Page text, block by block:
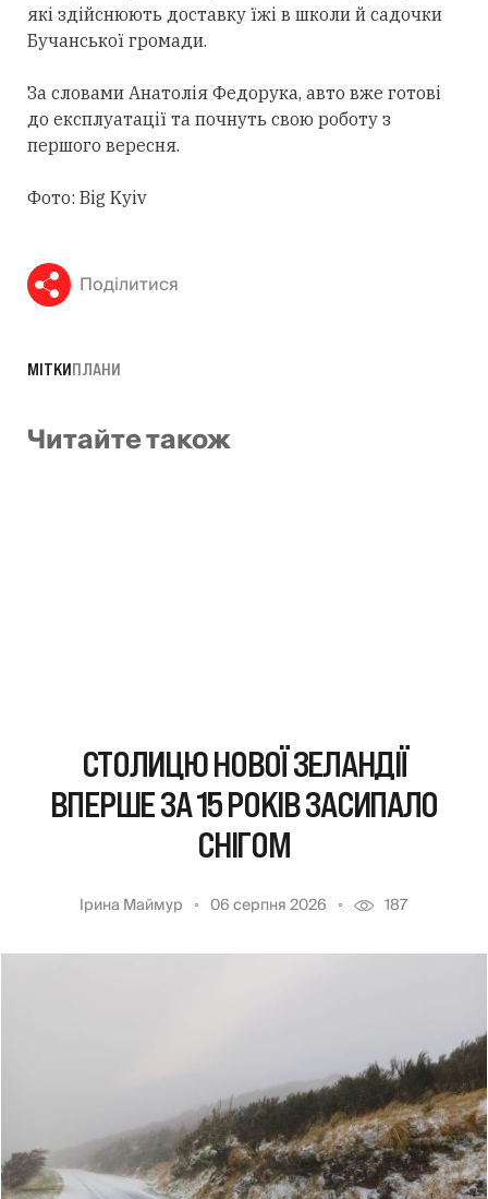
які здійснюють доставку їжі в школи й садочки
Бучанської громади.
За словами Анатолія Федорука, авто вже готові
до експлуатації та почнуть свою роботу з
першого вересня.
Фото: Big Kyiv
Поділитися
МІТКИПЛАНИ
Читайте також
СТОЛИЦЮ НОВОЇ ЗЕЛАНДІЇ
ВПЕРШЕ ЗА 15 РОКІВ ЗАСИПАЛО
СНІГОМ
Ірина Маймур 06 серпня 2026 187